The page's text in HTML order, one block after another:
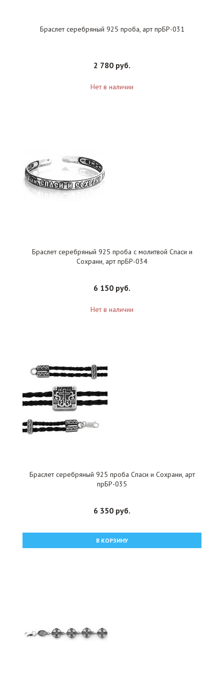
Браслет серебряный 925 проба, арт прБР-031
2 780 руб.
Нет в наличии
Браслет серебряный 925 проба с молитвой Спаси и
Сохрани, арт прБР-034
6 150 руб.
Нет в наличии
Браслет серебряный 925 проба Спаси и Сохрани, арт
прБР-035
6 350 руб.
В КОРЗИНУ